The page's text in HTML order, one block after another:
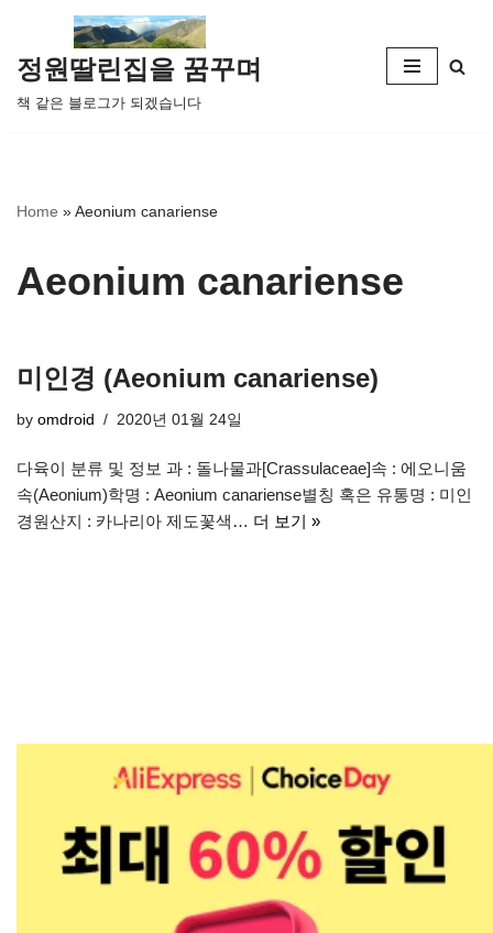
콘
텐
츠
뛰
정원딸린집을 꿈꾸며
책 같은 블로그가 되겠습니다
Home »Aeonium canariense
Aeonium canariense
미인경 (Aeonium canariense)
by omdroid 2020년 01월 24일
다육이 분류 및 정보 과 : 돌나물과[Crassulaceae]속 : 에오니움
속(Aeonium)학명 : Aeonium canariense별칭 혹은 유통명 : 미인
경원산지 : 카나리아 제도꽃색… 더 보기 »